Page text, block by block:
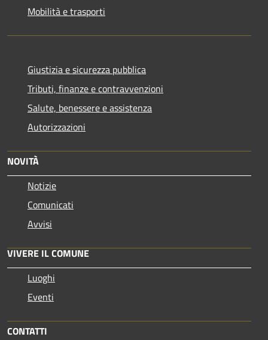
Mobilità e trasporti
Giustizia e sicurezza pubblica
Tributi, finanze e contravvenzioni
Salute, benessere e assistenza
Autorizzazioni
NOVITÀ
Notizie
Comunicati
Avvisi
VIVERE IL COMUNE
Luoghi
Eventi
CONTATTI